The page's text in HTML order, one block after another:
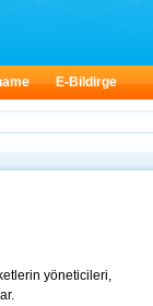
E-Bildirge
yöneticileri,